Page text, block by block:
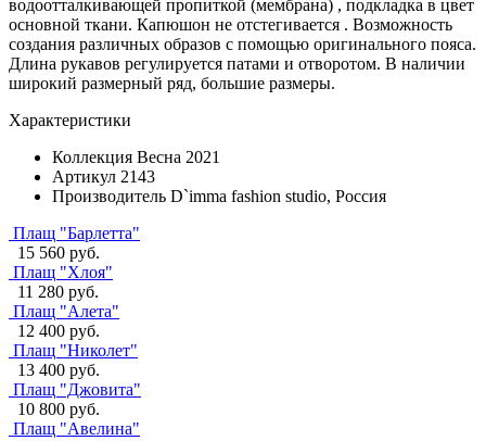
водоотталкивающей пропиткой (мембрана) , подкладка в цвет
основной ткани. Капюшон не отстегивается . Возможность
создания различных образов с помощью оригинального пояса.
Длина рукавов регулируется патами и отворотом. В наличии
широкий размерный ряд, большие размеры.
Характеристики
Коллекция Весна 2021
Артикул 2143
Производитель D`imma fashion studio, Россия
Плащ "Барлетта"
15 560 руб.
Плащ "Хлоя"
11 280 руб.
Плащ "Алета"
12 400 руб.
Плащ "Николет"
13 400 руб.
Плащ "Джовита"
10 800 руб.
Плащ "Авелина"